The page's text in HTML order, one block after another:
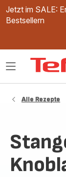
Jetzt im SALE:
Bestsellern
Das
Alle Rezepte